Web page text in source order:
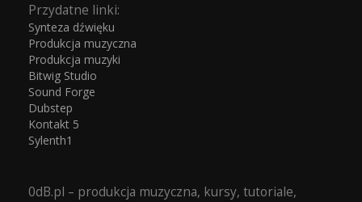
Przydatne linki:
Synteza dźwięku
Produkcja muzyczna
Produkcja muzyki
Bitwig Studio
Sound Forge
Dubstep
Kontakt 5
Sylenth1
0dB.pl – produkcja muzyczna, kursy, tutoriale,